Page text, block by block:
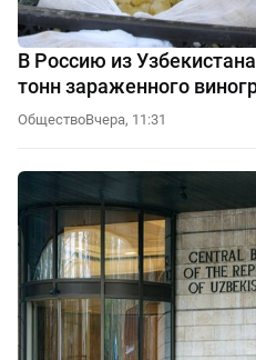
В Россию из
тонн зараженного
ОбществоВчера, 11:31